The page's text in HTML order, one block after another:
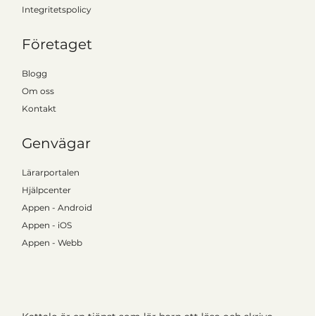
Integritetspolicy
Företaget
Blogg
Om oss
Kontakt
Genvägar
Lärarportalen
Hjälpcenter
Appen - Android
Appen - iOS
Appen - Webb